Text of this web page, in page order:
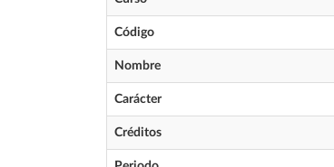
Código
Nombre
Carácter
Créditos